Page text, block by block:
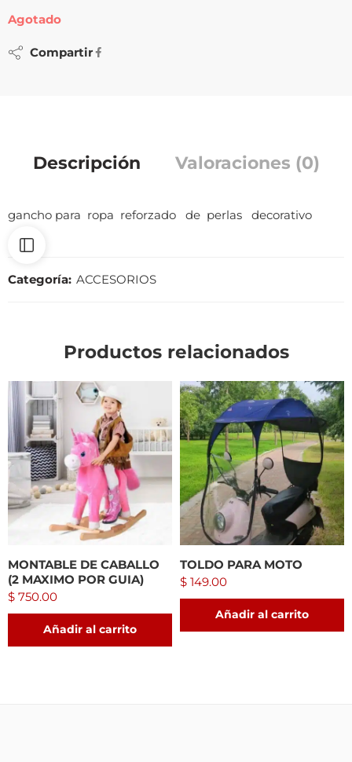
Agotado
Compartir
Descripción Valoraciones (0)
gancho para ropa reforzado de perlas decorativo
Categoría: ACCESORIOS
Productos relacionados
MONTABLE DE CABALLO
(2 MAXIMO POR GUIA)
$ 750.00
Añadir al carrito
TOLDO PARA MOTO
$ 149.00
Añadir al carrito